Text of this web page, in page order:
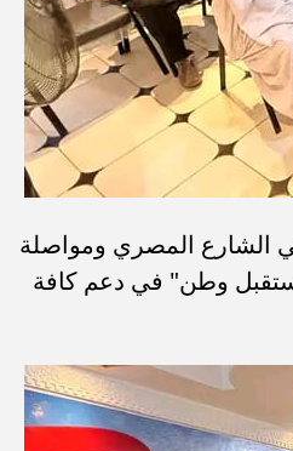
الشارع المصري ومواصلة
وطن" في دعم كافة